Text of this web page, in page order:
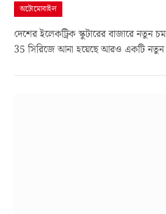
অটোমোবাইল
দেশের ইলেকট্রিক স্কুটারের বাজারে
35 সিরিজে আনা হয়েছে আরও একটি